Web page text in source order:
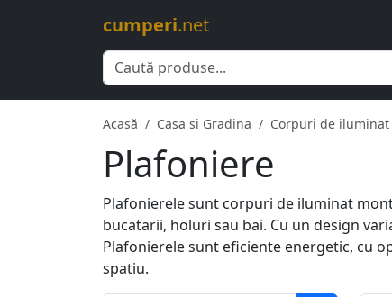
cumperi.net
Acasă Casa si Gradina Corpuri de iluminat
Plafoniere
Plafonierele sunt corpuri de iluminat
bucatarii, holuri sau bai. Cu un design
Plafonierele sunt eficiente energetic, cu
spatiu.